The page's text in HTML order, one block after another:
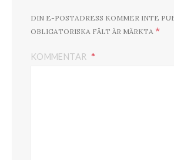
DIN E-POSTADRESS KOMMER INTE
OBLIGATORISKA FÄLT ÄR MÄRKTA *
KOMMENTAR